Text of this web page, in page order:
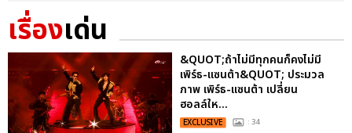
เรื่องเด่น
&QUOT;ถ้าไม่มีทุกคนก็คงไม่มี
เพิร์ธ-แซนต้า&QUOT; ประมวล
ภาพ เพิร์ธ-แซนต้า เปลี่ยน
ฮอลล์ให...
EXCLUSIVE : 34